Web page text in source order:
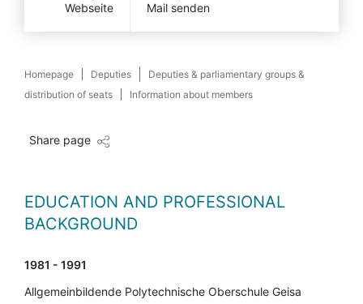
Webseite Mail senden
Homepage Deputies
Deputies & parliamentary groups &
distribution of seats
Information about members
Share page
EDUCATION AND PROFESSIONAL
BACKGROUND
1981 - 1991
Allgemeinbildende Polytechnische Oberschule Geisa